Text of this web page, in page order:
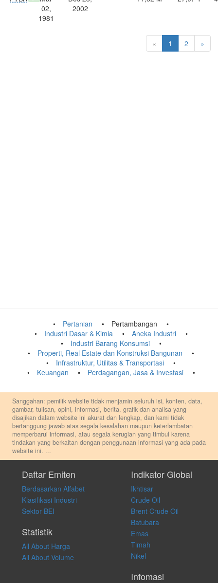
02,
1981
2002
« 1 2 »
Pertanian
Pertambangan
Industri Dasar & Kimia
Aneka Industri
Industri Barang Konsumsi
Properti, Real Estate dan Konstruksi Bangunan
Infrastruktur, Utilitas & Transportasi
Keuangan
Perdagangan, Jasa & Investasi
Sanggahan: pemilik website tidak menjamin seluruh isi, konten, data,
gambar, tulisan, opini, informasi, berita, grafik dan analisa yang
disajikan dalam website ini akurat dan lengkap, dan kami tidak
bertanggung jawab atas segala kesalahan maupun keterlambatan
memperbarui informasi, atau segala kerugian yang timbul karena
tindakan yang berkaitan dengan penggunaan informasi yang ada pada
website ini. ...
pribadi. Kami tidak memberi anjuran, saran, rekomendasi untuk
membeli, menjual atau melakukan aktivitas lain yang terkait dengan
transaksi perdagangan apapun, dan kami tidak bertanggung jawab
atas keputusan investasi yang dilakukan dalam kondisi dan situasi
apapun juga, yang diakibatkan secara langsung maupun tidak
langsung atas konten pada website ini.
Daftar Emiten
Berdasarkan Alfabet
Klasifikasi Industri
Sektor BEI
Statistik
All About Harga
All About Volume
Indikator Global
Ikhtisar
Crude Oil
Brent Crude Oil
Batubara
Emas
Timah
Nikel
Infomasi